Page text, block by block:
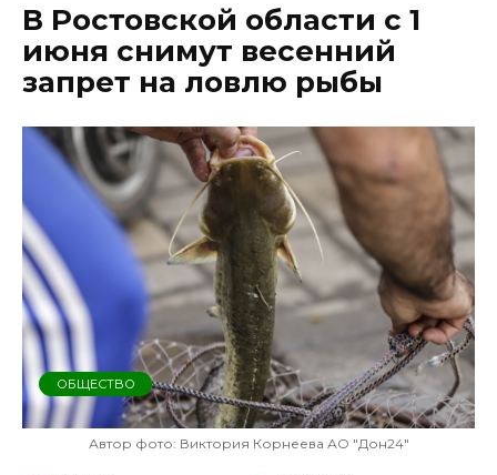
В Ростовской области с 1
июня снимут весенний
запрет на ловлю рыбы
ОБЩЕСТВО
Автор фото: Виктория Корнеева АО "Дон24"